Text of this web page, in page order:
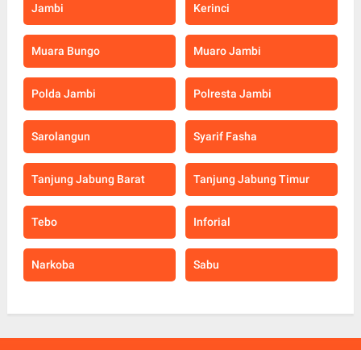
Jambi Kerinci
Muara Bungo Muaro Jambi
Polda Jambi Polresta Jambi
Sarolangun Syarif Fasha
Tanjung Jabung Barat Tanjung Jabung Timur
Tebo Inforial
Narkoba Sabu